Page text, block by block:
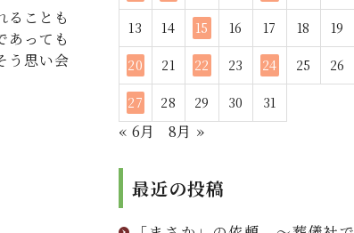
ることも
あっても
う思い会
13 14 15 16 17 18 19
20 21 22 23 24 25 26
27 28 29 30 31
« 6月 8月 »
最近の投稿